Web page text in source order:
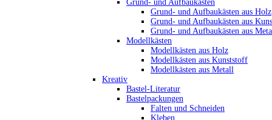
Grund- und Aufbaukästen
Grund- und Aufbaukästen aus Holz
Grund- und Aufbaukästen aus
Grund- und Aufbaukästen aus
Modellkästen
Modellkästen aus Holz
Modellkästen aus Kunststoff
Modellkästen aus Metall
Kreativ
Bastel-Literatur
Bastelpackungen
Falten und Schneiden
Kleben